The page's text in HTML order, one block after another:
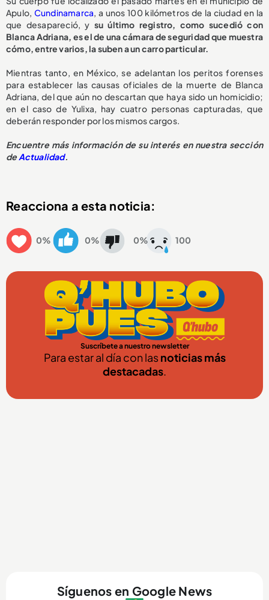
Apulo, Cundinamarca, a unos 100 kilómetros de la ciudad en la
que desapareció, y su último registro, como sucedió con
Blanca Adriana, es el de una cámara de seguridad que muestra
cómo, entre varios, la suben a un carro particular.
Mientras tanto, en México, se adelantan los peritos forenses
para establecer las causas oficiales de la muerte de Blanca
Adriana, del que aún no descartan que haya sido un homicidio;
en el caso de Yulixa, hay cuatro personas capturadas, que
deberán responder por los mismos cargos.
Encuentre más información de su interés en nuestra sección
deActualidad.
Reacciona a esta noticia:
0% 0% 0% 100
Suscríbete a nuestro newsletter
Para estar al día con lasnoticias más
destacadas.
Síguenos en Google News